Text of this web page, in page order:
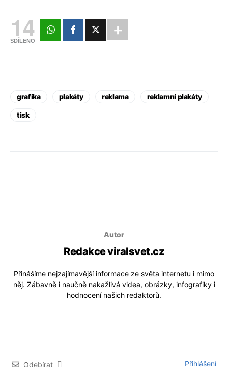
14
SDÍLENO
grafika plakáty reklama reklamní plakáty
tisk
Autor
Redakce viralsvet.cz
Přinášíme nejzajímavější informace ze světa internetu i mimo
něj. Zábavně i naučně nakažlivá videa, obrázky, infografiky i
hodnocení našich redaktorů.
Odebírat Přihlášení